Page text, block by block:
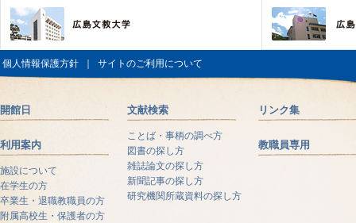
個人情報保護方針 サイトのご利用について
開館日
利用案内
施設について
在学生の方
卒業生・退職教職員の方
附属高校生・保護者の方
文献検索
ことば・事柄の調べ方
図書の探し方
雑誌論文の探し方
新聞記事の探し方
研究機関所蔵資料の探し方
リンク集
教職員専用